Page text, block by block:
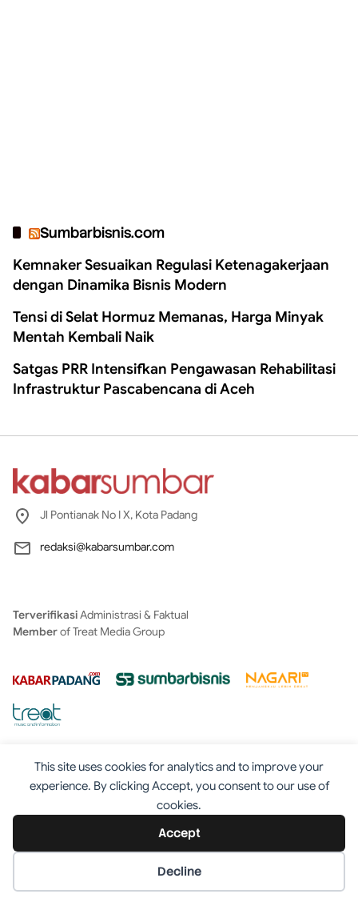
This site uses cookies for analytics and to improve your
experience. By clicking Accept, you consent to our use of
cookies.
Accept
Decline
Sumbarbisnis.com
Kemnaker Sesuaikan Regulasi Ketenagakerjaan
dengan Dinamika Bisnis Modern
Tensi di Selat Hormuz Memanas, Harga Minyak
Mentah Kembali Naik
Satgas PRR Intensifkan Pengawasan Rehabilitasi
Infrastruktur Pascabencana di Aceh
Jl Pontianak No I X, Kota Padang
redaksi@kabarsumbar.com
TerverifikasiAdministrasi & Faktual
Memberof Treat Media Group
Tentang Redaksi Kontak Disclaimer
Iklan